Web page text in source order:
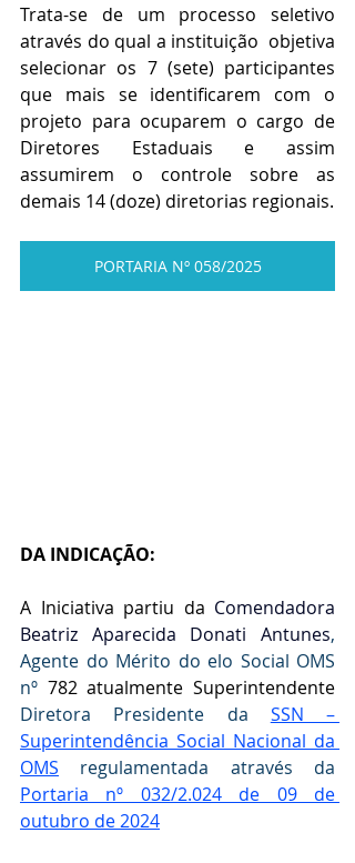
Trata-se de um processo seletivo
através do qual a instituição  objetiva
selecionar os 7 (sete) participantes
que mais se identificarem com o
projeto para ocuparem o cargo de
Diretores Estaduais e assim
assumirem o controle sobre as
demais 14 (doze) diretorias regionais.
PORTARIA Nº 058/2025
DA INDICAÇÃO:
A Iniciativa partiu da Comendadora
Beatriz Aparecida Donati Antunes,
Agente do Mérito do elo Social OMS
nº
Diretora Presidente da SSN –
Superintendência Social Nacional da
OMS
Portaria nº 032/2.024 de 09 de
outubro de 2024